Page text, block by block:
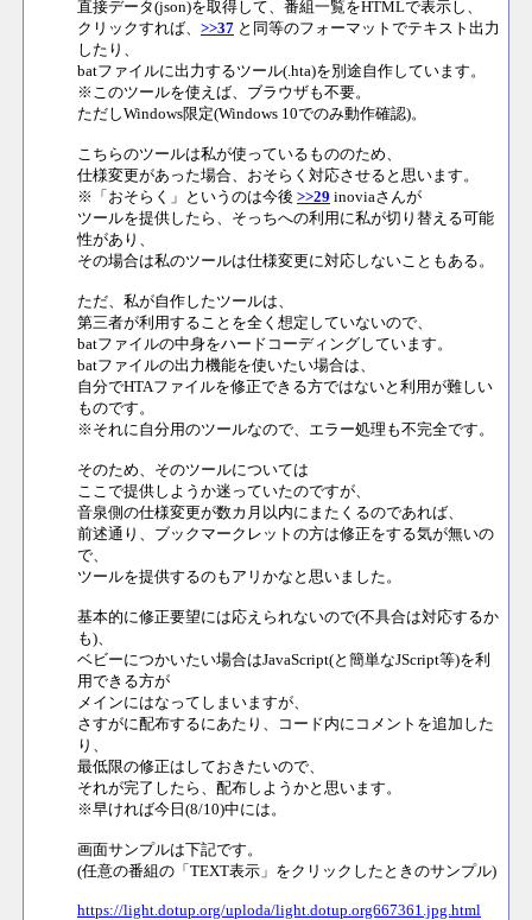
直接データ(json)を取得して、番組一覧をHTMLで表示し、
クリックすれば、 >>37 と同等のフォーマットでテキスト出力
したり、
batファイルに出力するツール(.hta)を別途自作しています。
※このツールを使えば、ブラウザも不要。
ただしWindows限定(Windows 10でのみ動作確認)。
こちらのツールは私が使っているもののため、
仕様変更があった場合、おそらく対応させると思います。
※「おそらく」というのは今後 >>29 inoviaさんが
ツールを提供したら、そっちへの利用に私が切り替える可能
性があり、
その場合は私のツールは仕様変更に対応しないこともある。
ただ、私が自作したツールは、
第三者が利用することを全く想定していないので、
batファイルの中身をハードコーディングしています。
batファイルの出力機能を使いたい場合は、
自分でHTAファイルを修正できる方ではないと利用が難しい
ものです。
※それに自分用のツールなので、エラー処理も不完全です。
そのため、そのツールについては
ここで提供しようか迷っていたのですが、
音泉側の仕様変更が数カ月以内にまたくるのであれば、
前述通り、ブックマークレットの方は修正をする気が無いの
で、
ツールを提供するのもアリかなと思いました。
基本的に修正要望には応えられないので(不具合は対応するか
も)、
ベビーにつかいたい場合はJavaScript(と簡単なJScript等)を利
用できる方が
メインにはなってしまいますが、
さすがに配布するにあたり、コード内にコメントを追加した
り、
最低限の修正はしておきたいので、
それが完了したら、配布しようかと思います。
※早ければ今日(8/10)中には。
画面サンプルは下記です。
(任意の番組の「TEXT表示」をクリックしたときのサンプル)
https://light.dotup.org/uploda/light.dotup.org667361.jpg.html